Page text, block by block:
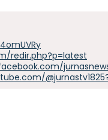
redir.php?p=latest